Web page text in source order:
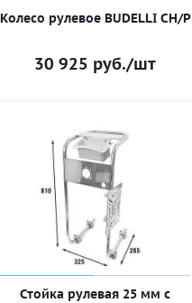
Колесо рулевое BUDELLI CH/P
30 925 руб./шт
Стойка рулевая 25 мм с